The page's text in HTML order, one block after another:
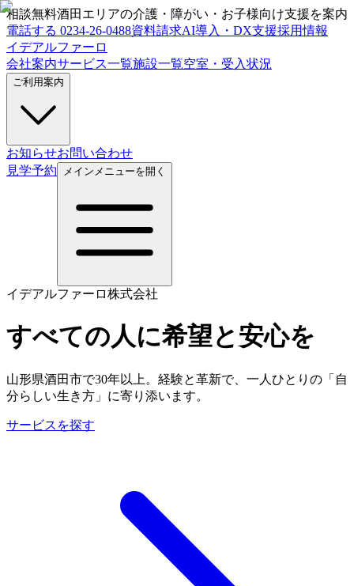
相談無料酒田エリアの介護・障がい・お子様向け支援を案内
電話する 0234-26-0488資料請求AI導入・DX支援採用情報
イデアルファーロ
会社案内サービス一覧施設一覧空室・受入状況
ご利用案内
お知らせお問い合わせ
見学予約
メインメニューを開く
イデアルファーロ株式会社
すべての人に希望と安心を
山形県酒田市で30年以上。経験と革新で、一人ひとりの「自
分らしい生き方」に寄り添います。
サービスを探す